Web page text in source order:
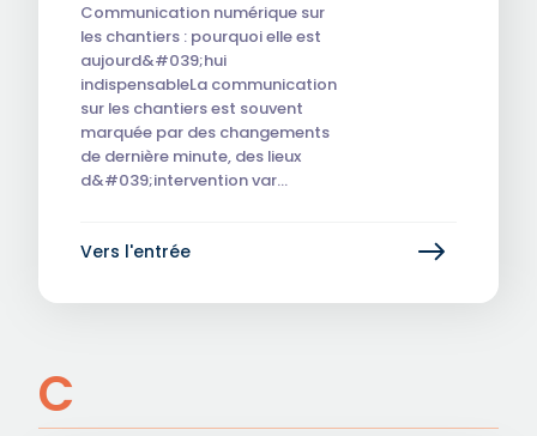
Communication numérique sur
les chantiers : pourquoi elle est
aujourd&#039;hui
indispensableLa communication
sur les chantiers est souvent
marquée par des changements
de dernière minute, des lieux
d&#039;intervention var…
Vers l'entrée
C